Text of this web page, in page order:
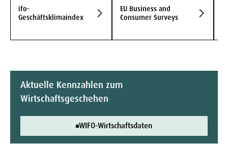
ifo-
Geschäftsklimaindex
EU Business and
Consumer Surveys
Aktuelle Kennzahlen zum
Wirtschaftsgeschehen
WIFO-Wirtschaftsdaten